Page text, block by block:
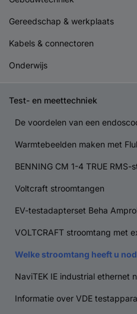
Gereedschap & werkplaats
Kabels & connectoren
Onderwijs
Test- en meettechniek
De voordelen van een
Warmtebeelden maken met
BENNING CM 1-4 TRUE
Voltcraft stroomtangen
EV-testadapterset Beha
VOLTCRAFT stroomtang met
Welke stroomtang heeft u
NaviTEK IE industrial ethernet
Informatie over VDE